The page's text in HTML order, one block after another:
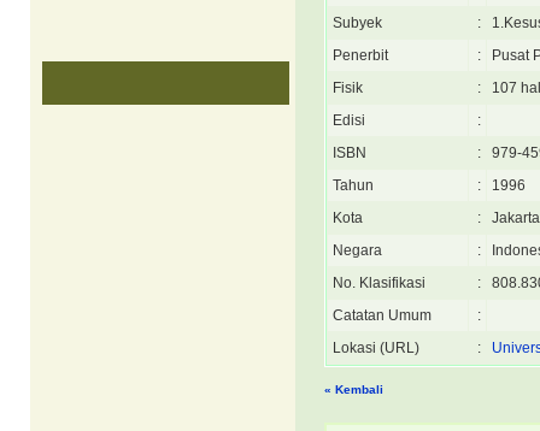
Subyek
:
Penerbit
:
Pusat
Fisik
:
107
Edisi
:
ISBN
:
979-
Tahun
:
1996
Kota
:
Jakarta
Negara
:
No. Klasifikasi
:
Catatan Umum
:
Lokasi (URL)
:
« Kembali